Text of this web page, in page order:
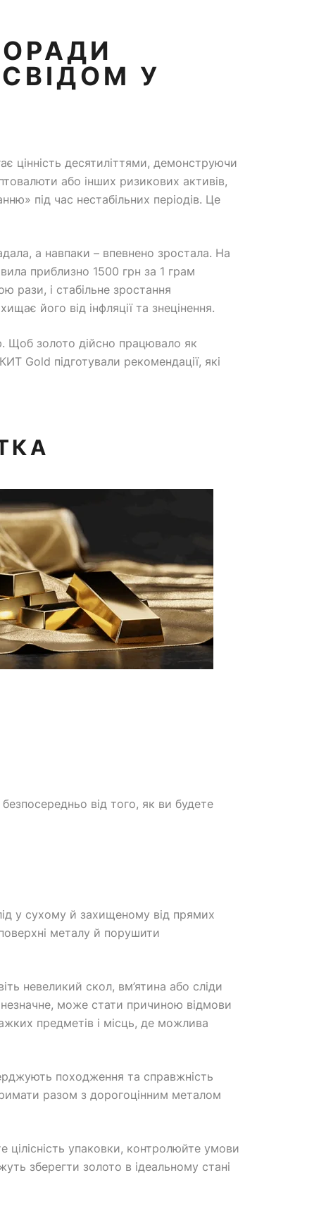
У
цінність десятиліттями, демонструючи
або інших ризикових активів,
під час нестабільних періодів. Це
а навпаки – впевнено зростала. На
приблизно 1500 грн за 1 грам
рази, і стабільне зростання
його від інфляції та знецінення.
Щоб золото дійсно працювало як
Gold підготували рекомендації, які
від того, як ви будете
у сухому й захищеному від прямих
металу й порушити
невеликий скол, вм’ятина або сліди
незначне, може стати причиною відмови
предметів і місць, де можлива
походження та справжність
разом з дорогоцінним металом
цілісність упаковки, контролюйте умови
зберегти золото в ідеальному стані